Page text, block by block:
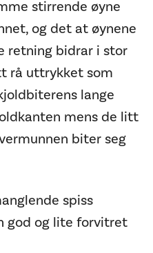
stirrende øyne
og det at øynene
retning bidrar i stor
rå uttrykket som
lange
mens de litt
biter seg
spiss
god og lite forvitret